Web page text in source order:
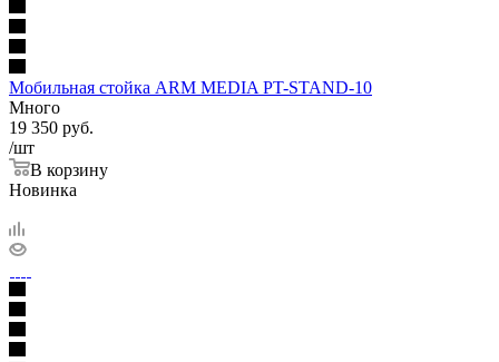
Мобильная стойка ARM MEDIA PT-STAND-10
Много
19 350 руб.
/шт
В корзину
Новинка